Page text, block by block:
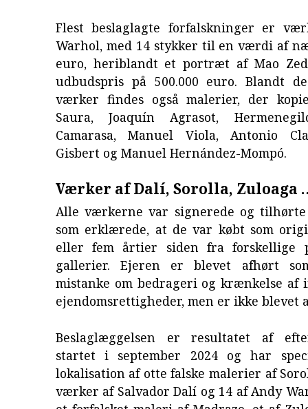
Flest beslaglagte forfalskninger er
Warhol, med 14 stykker til en værdi af
euro, heriblandt et portræt af Mao
udbudspris på 500.000 euro. Blandt
værker findes også malerier, der
Saura, Joaquín Agrasot,
Camarasa, Manuel Viola, Antonio
Gisbert og Manuel Hernández-Mompó.
Værker af Dalí, Sorolla, Zuloaga
Alle værkerne var signerede og tilhørte
som erklærede, at de var købt som
eller fem årtier siden fra forskellige
gallerier. Ejeren er blevet afhørt
mistanke om bedrageri og krænkelse af
ejendomsrettigheder, men er ikke blevet
Beslaglæggelsen er resultatet af
startet i september 2024 og har
lokalisation af otte falske malerier af
værker af Salvador Dalí og 14 af Andy